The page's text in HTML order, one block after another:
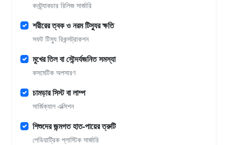
কনট্র্যাকচার রিলিজ সার্জারি
শরীরের ত্বক ও নরম টিস্যুর ক্ষতি
সফট টিস্যু রিকন্সট্রাকশন
মুখের তিল বা সৌন্দর্যজনিত সমস্যা
কসমেটিক অপসারণ
চামড়ার সিস্ট বা লাম্প
সার্জিক্যাল এক্সিশন
শিশুদের জন্মগত হাত-পায়ের ত্রুটি
পেডিয়াট্রিক প্লাস্টিক সার্জারি